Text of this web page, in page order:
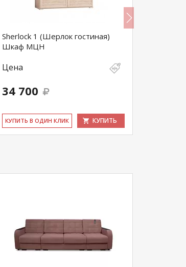
Sherlock 1 (Шерлок гостиная)
Шкаф МЦН
Цена
34 700
КУ­ПИТЬ В ОДИН КЛИК КУПИТЬ